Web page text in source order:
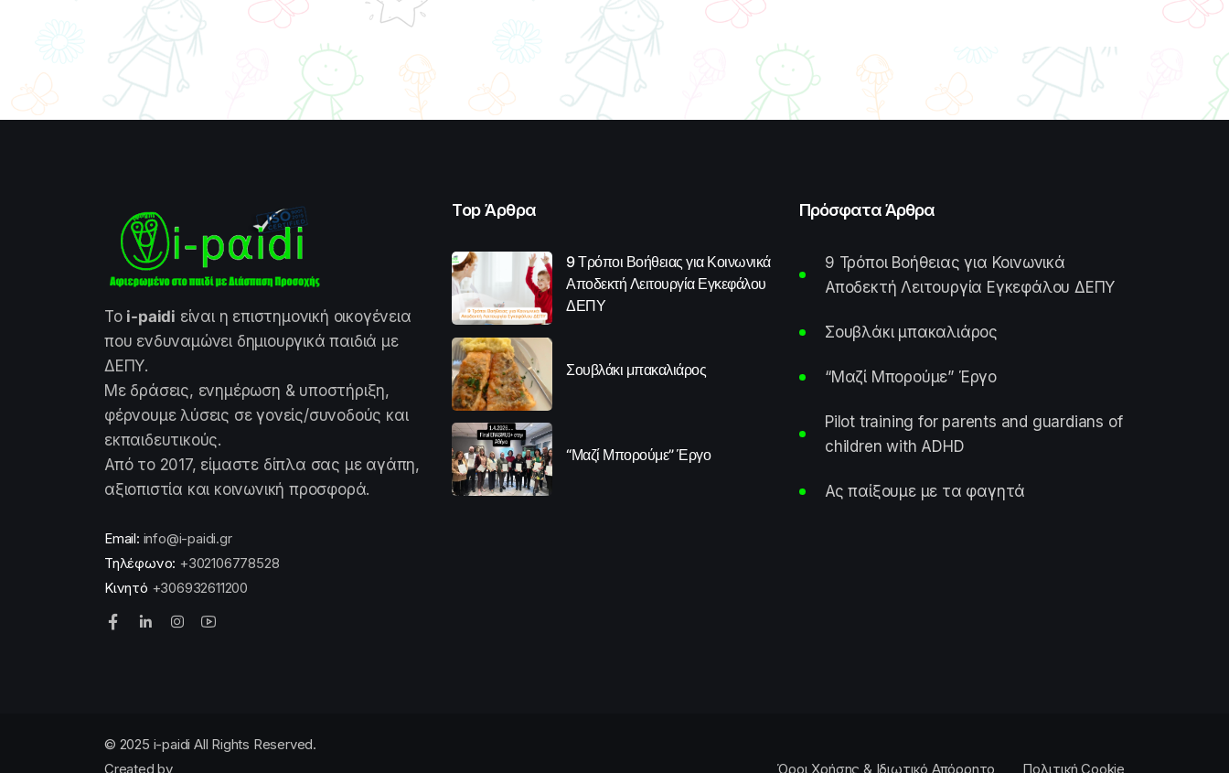
Το i-paidi είναι η επιστημονική οικογένεια
που ενδυναμώνει δημιουργικά παιδιά με
ΔΕΠΥ.
Με δράσεις, ενημέρωση & υποστήριξη,
φέρνουμε λύσεις σε γονείς/συνοδούς και
εκπαιδευτικούς.
Από το 2017, είμαστε δίπλα σας με αγάπη,
αξιοπιστία και κοινωνική προσφορά.
Email: info@i-paidi.gr
Τηλέφωνο: +302106778528
Κινητό +306932611200
Top Άρθρα
9 Τρόποι Βοήθειας για Κοινωνικά
Αποδεκτή Λειτουργία Εγκεφάλου
ΔΕΠΥ
Σουβλάκι μπακαλιάρος
“Μαζί Μπορούμε” Έργο
Πρόσφατα Άρθρα
9 Τρόποι Βοήθειας για Κοινωνικά
Αποδεκτή Λειτουργία Εγκεφάλου ΔΕΠΥ
Σουβλάκι μπακαλιάρος
“Μαζί Μπορούμε” Έργο
Pilot training for parents and guardians of
children with ADHD
Ας παίξουμε με τα φαγητά
© 2025 i-paidi All Rights Reserved.
Created by
Όροι Χρήσης & Ιδιωτικό Απόρρητο Πολιτική Cookie